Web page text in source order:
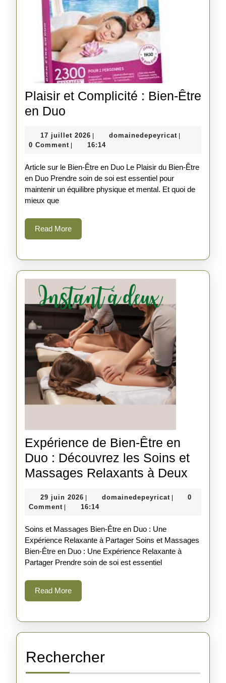
Plaisir et Complicité : Bien-Être
en Duo
Complicité
Bien-
Être
Duo
17 juillet 2026 17
juillet
| domainedepeyricat |
0 Comment | 16:14
Article sur le Bien-Être en Duo Le Plaisir du Bien-Être
en Duo Prendre soin de soi est essentiel pour
maintenir un équilibre physique et mental. Et quoi de
mieux que
Read MoreRead
More
Expérience de Bien-Être en
Duo : Découvrez les Soins et
Massages Relaxants à Deux
Bien-
Duo
et
à
29 juin 2026 29
juin
| domainedepeyricat |
0
Comment | 16:14
Soins et Massages Bien-Être en Duo : Une
Expérience Relaxante à Partager Soins et Massages
Bien-Être en Duo : Une Expérience Relaxante à
Partager Prendre soin de soi est essentiel
Read MoreRead
More
Rechercher